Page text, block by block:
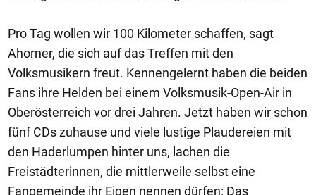
Pro Tag wollen wir 100 Kilometer schaffen, sagt
Ahorner, die sich auf das Treffen mit den
Volksmusikern freut. Kennengelernt haben die beiden
Fans ihre Helden bei einem Volksmusik-Open-Air in
Oberösterreich vor drei Jahren. Jetzt haben wir schon
fünf CDs zuhause und viele lustige Plaudereien mit
den Haderlumpen hinter uns, lachen die
Freistädterinnen, die mittlerweile selbst eine
Fangemeinde ihr Eigen nennen dürfen: Das